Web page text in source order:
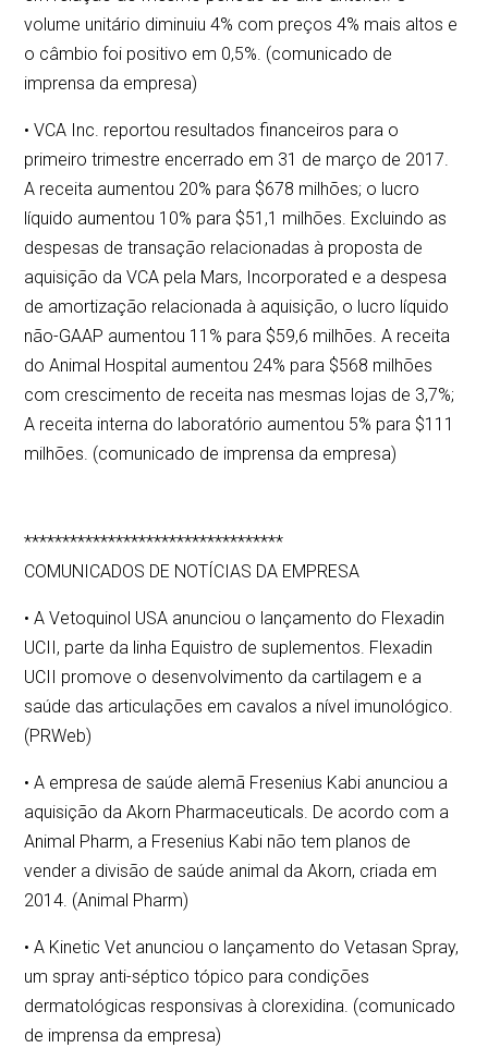
volume unitário diminuiu 4% com preços 4% mais altos e
o câmbio foi positivo em 0,5%. (comunicado de
imprensa da empresa)
• VCA Inc. reportou resultados financeiros para o
primeiro trimestre encerrado em 31 de março de 2017.
A receita aumentou 20% para $678 milhões; o lucro
líquido aumentou 10% para $51,1 milhões. Excluindo as
despesas de transação relacionadas à proposta de
aquisição da VCA pela Mars, Incorporated e a despesa
de amortização relacionada à aquisição, o lucro líquido
não-GAAP aumentou 11% para $59,6 milhões. A receita
do Animal Hospital aumentou 24% para $568 milhões
com crescimento de receita nas mesmas lojas de 3,7%;
A receita interna do laboratório aumentou 5% para $111
milhões. (comunicado de imprensa da empresa)
**********************************
COMUNICADOS DE NOTÍCIAS DA EMPRESA
• A Vetoquinol USA anunciou o lançamento do Flexadin
UCII, parte da linha Equistro de suplementos. Flexadin
UCII promove o desenvolvimento da cartilagem e a
saúde das articulações em cavalos a nível imunológico.
(PRWeb)
• A empresa de saúde alemã Fresenius Kabi anunciou a
aquisição da Akorn Pharmaceuticals. De acordo com a
Animal Pharm, a Fresenius Kabi não tem planos de
vender a divisão de saúde animal da Akorn, criada em
2014. (Animal Pharm)
• A Kinetic Vet anunciou o lançamento do Vetasan Spray,
um spray anti-séptico tópico para condições
dermatológicas responsivas à clorexidina. (comunicado
de imprensa da empresa)